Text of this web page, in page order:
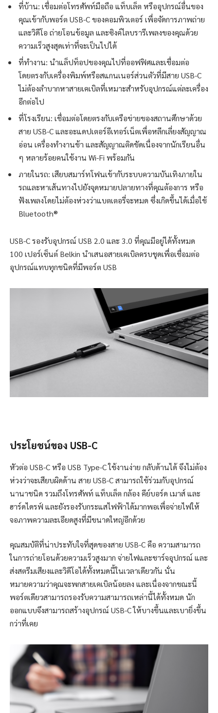
ที่บ้าน: เชื่อมต่อโทรศัพท์มือถือ แท็บเล็ต หรืออุปกรณ์อื่นของ
คุณเข้ากับพอร์ต USB-C ของคอมพิวเตอร์ เพื่อจัดการภาพถ่าย
และวิดีโอ ถ่ายโอนข้อมูล และซิงค์ไลบรารีเพลงของคุณด้วย
ความเร็วสูงสุดเท่าที่จะเป็นไปได้
ที่ทำงาน: นำแล็ปท็อปของคุณไปที่ออฟฟิศและเชื่อมต่อ
โดยตรงกับเครื่องพิมพ์หรือสแกนเนอร์ส่วนตัวที่มีสาย USB-C
ไม่ต้องลำบากหาสายเคเบิลที่เหมาะสำหรับอุปกรณ์แต่ละเครื่อง
อีกต่อไป
ที่โรงเรียน: เชื่อมต่อโดยตรงกับเครือข่ายของสถานศึกษาด้วย
สาย USB-C และอะแดปเตอร์อีเทอร์เน็ตเพื่อหลีกเลี่ยงสัญญาณ
อ่อน เครื่องทำงานช้า และสัญญาณติดขัดเนื่องจากนักเรียนอื่น
ๆ หลายร้อยคนใช้งาน Wi-Fi พร้อมกัน
ภายในรถ: เสียบสมาร์ทโฟนเข้ากับระบบความบันเทิงภายใน
รถและหาเส้นทางไปยังจุดหมายปลายทางที่คุณต้องการ หรือ
ฟังเพลงโดยไม่ต้องห่วงว่าแบตเตอรี่จะหมด ซึ่งเกิดขึ้นได้เมื่อใช้
Bluetooth®
USB-C รองรับอุปกรณ์ USB 2.0 และ 3.0 ที่คุณมีอยู่ได้ทั้งหมด
100 เปอร์เซ็นต์ Belkin นำเสนอสายเคเบิลครบชุดเพื่อเชื่อมต่อ
อุปกรณ์แทบทุกชนิดที่มีพอร์ต USB
ประโยชน์ของ USB-C
หัวต่อ USB-C หรือ USB Type-C ใช้งานง่าย กลับด้านได้ จึงไม่ต้อง
ห่วงว่าจะเสียบผิดด้าน สาย USB-C สามารถใช้ร่วมกับอุปกรณ์
นานาชนิด รวมถึงโทรศัพท์ แท็บเล็ต กล้อง คีย์บอร์ด เมาส์ และ
ฮาร์ดไดรฟ์ และยังรองรับกระแสไฟฟ้าได้มากพอเพื่อจ่ายไฟให้
จอภาพความละเอียดสูงที่มีขนาดใหญ่อีกด้วย
คุณสมบัติที่น่าประทับใจที่สุดของสาย USB-C คือ ความสามารถ
ในการถ่ายโอนด้วยความเร็วสูงมาก จ่ายไฟและชาร์จอุปกรณ์ และ
ส่งสตรีมเสียงและวิดีโอได้ทั้งหมดนี้ในเวลาเดียวกัน นั่น
หมายความว่าคุณจะพกสายเคเบิลน้อยลง และเนื่องจากขณะนี้
พอร์ตเดียวสามารถรองรับความสามารถเหล่านี้ได้ทั้งหมด นัก
ออกแบบจึงสามารถสร้างอุปกรณ์ USB-C ให้บางขึ้นและเบายิ่งขึ้น
กว่าที่เคย